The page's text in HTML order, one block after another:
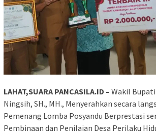
LAHAT,SUARA PANCASILA.ID – Wakil
Ningsih, SH., MH., Menyerahkan secara
Pemenang Lomba Posyandu Berprestasi
Pembinaan dan Penilaian Desa Perilaku